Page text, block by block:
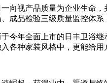
视产品质量为企业生命，
品检验三级质量监控体系
年全面上市的日丰卫浴继
各种家装风格中，更能给用